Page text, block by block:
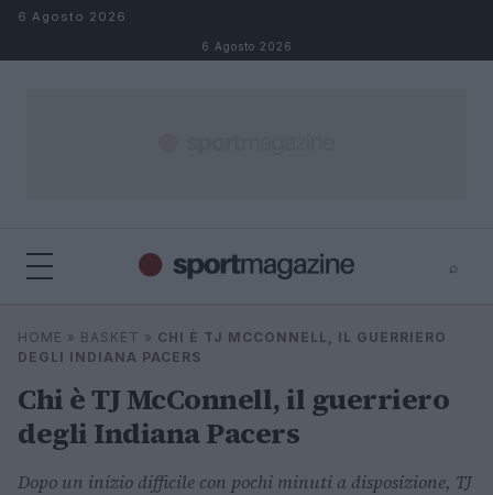
Salta al contenuto
6 Agosto 2026
6 Agosto 2026
⌕
Cerca
⌕
HOME » BASKET » CHI È TJ MCCONNELL, IL GUERRIERO
DEGLI INDIANA PACERS
Chi è TJ McConnell, il guerriero
degli Indiana Pacers
Dopo un inizio difficile con pochi minuti a disposizione, TJ